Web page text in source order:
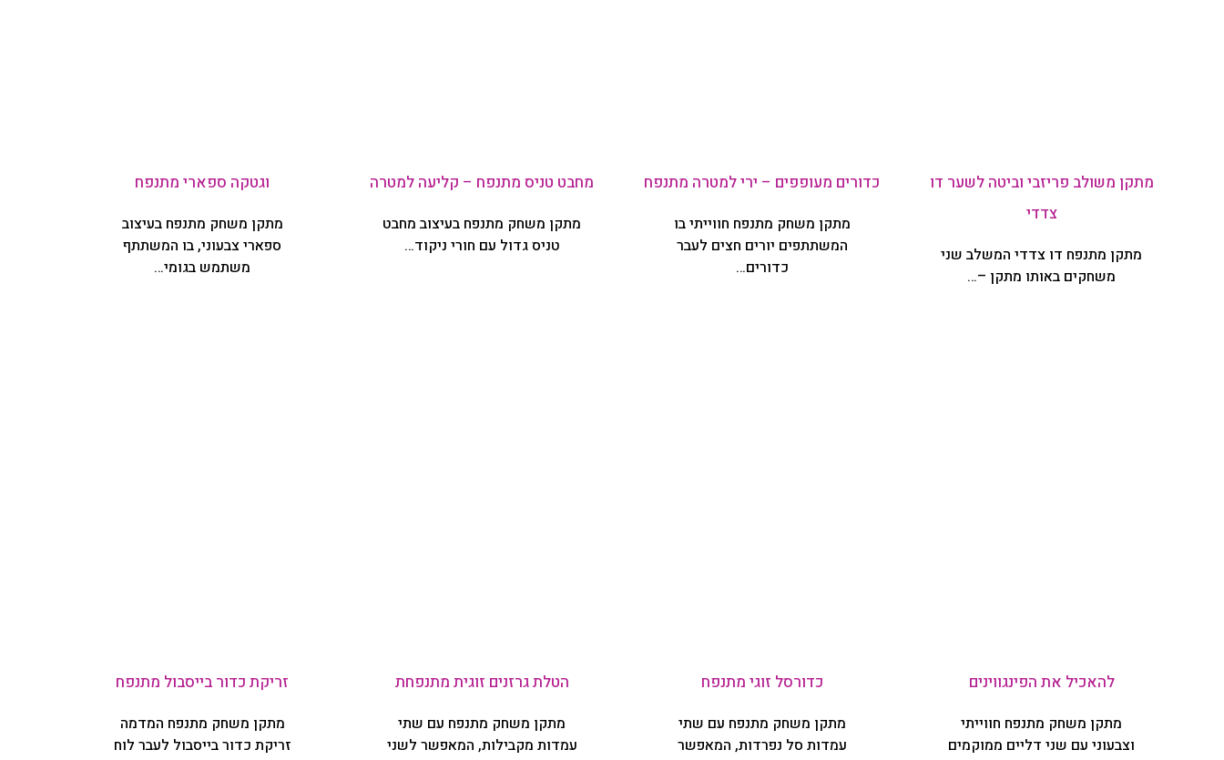
מתקן משולב פריזבי וביטה לשער דו
צדדי
מתקן מתנפח דו צדדי המשלב שני
משחקים באותו מתקן –…
כדורים מעופפים – ירי למטרה מתנפח
מתקן משחק מתנפח חווייתי בו
המשתתפים יורים חצים לעבר
כדורים…
מחבט טניס מתנפח – קליעה למטרה
מתקן משחק מתנפח בעיצוב מחבט
טניס גדול עם חורי ניקוד…
וגטקה ספארי מתנפח
מתקן משחק מתנפח בעיצוב
ספארי צבעוני, בו המשתתף
משתמש בגומי…
להאכיל את הפינגווינים
מתקן משחק מתנפח חווייתי
וצבעוני עם שני דליים ממוקמים
כדורסל זוגי מתנפח
מתקן משחק מתנפח עם שתי
עמדות סל נפרדות, המאפשר
הטלת גרזנים זוגית מתנפחת
מתקן משחק מתנפח עם שתי
עמדות מקבילות, המאפשר לשני
זריקת כדור בייסבול מתנפח
מתקן משחק מתנפח המדמה
זריקת כדור בייסבול לעבר לוח